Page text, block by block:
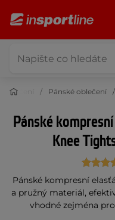
Oblečení Pánské oblečení
Pánské
Knee
Pánské kompresní
a pružný materiál,
vhodné zejména